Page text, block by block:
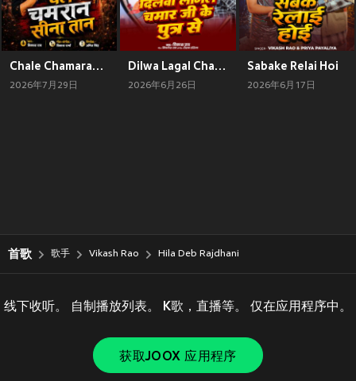
Chale Chamaran Seena Taan
2026年7月29日
Dilwa Lagal Chamar Ji Ke Putra Se
2026年6月26日
Sabake Relai Hoi
2026年6月17日
首歌 歌手 Vikash Rao Hila Deb Rajdhani
线下收听。 自制播放列表。 K歌，直播等。 仅在应用程序中。
获取JOOX 应用程序